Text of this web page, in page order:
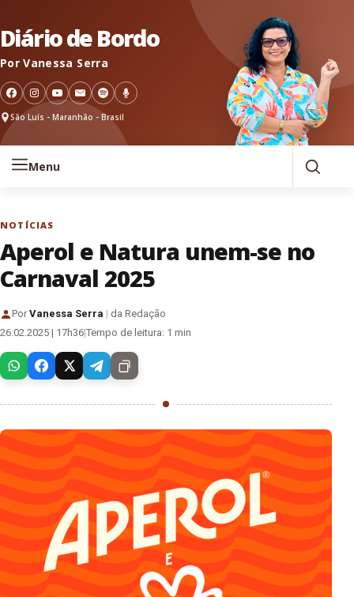
Diário de Bordo
Por Vanessa Serra
São Luís - Maranhão - Brasil
Menu
NOTÍCIAS
Aperol e Natura unem-se no
Carnaval 2025
PorVanessa Serra | da Redação
26.02.2025 | 17h36|Tempo de leitura: 1 min